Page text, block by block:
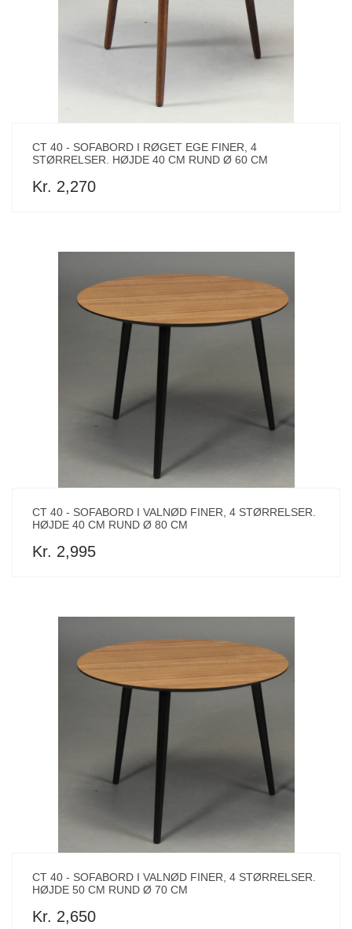
CT 40 - SOFABORD I RØGET EGE FINER, 4
STØRRELSER. HØJDE 40 CM RUND Ø 60 CM
Kr. 2,270
CT 40 - SOFABORD I VALNØD FINER, 4 STØRRELSER.
HØJDE 40 CM RUND Ø 80 CM
Kr. 2,995
CT 40 - SOFABORD I VALNØD FINER, 4 STØRRELSER.
HØJDE 50 CM RUND Ø 70 CM
Kr. 2,650